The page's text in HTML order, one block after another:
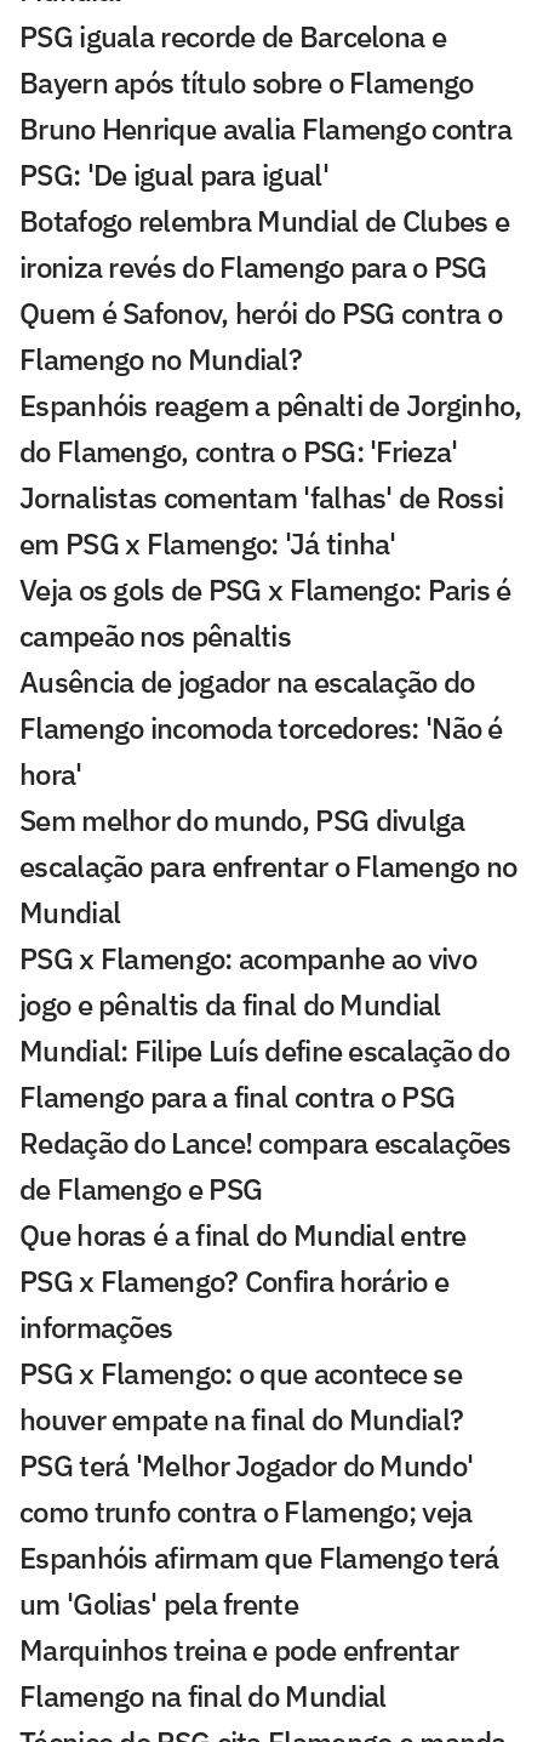
PSG iguala recorde de Barcelona e
Bayern após título sobre o Flamengo
Bruno Henrique avalia Flamengo contra
PSG: 'De igual para igual'
Botafogo relembra Mundial de Clubes e
ironiza revés do Flamengo para o PSG
Quem é Safonov, herói do PSG contra o
Flamengo no Mundial?
Espanhóis reagem a pênalti de Jorginho,
do Flamengo, contra o PSG: 'Frieza'
Jornalistas comentam 'falhas' de Rossi
em PSG x Flamengo: 'Já tinha'
Veja os gols de PSG x Flamengo: Paris é
campeão nos pênaltis
Ausência de jogador na escalação do
Flamengo incomoda torcedores: 'Não é
hora'
Sem melhor do mundo, PSG divulga
escalação para enfrentar o Flamengo no
Mundial
PSG x Flamengo: acompanhe ao vivo
jogo e pênaltis da final do Mundial
Mundial: Filipe Luís define escalação do
Flamengo para a final contra o PSG
Redação do Lance! compara escalações
de Flamengo e PSG
Que horas é a final do Mundial entre
PSG x Flamengo? Confira horário e
informações
PSG x Flamengo: o que acontece se
houver empate na final do Mundial?
PSG terá 'Melhor Jogador do Mundo'
como trunfo contra o Flamengo; veja
Espanhóis afirmam que Flamengo terá
um 'Golias' pela frente
Marquinhos treina e pode enfrentar
Flamengo na final do Mundial